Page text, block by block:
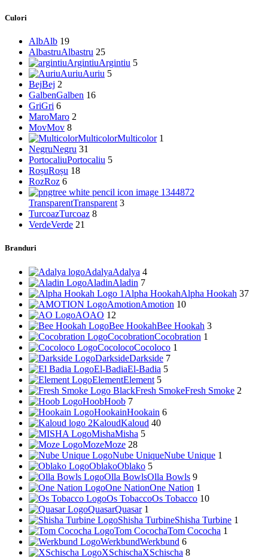
Culori
AlbAlb 19
AlbastruAlbastru 25
ArgintiuArgintiu 5
AuriuAuriu 5
BejBej 2
GalbenGalben 16
GriGri 6
MaroMaro 2
MovMov 8
MulticolorMulticolor 1
NegruNegru 31
PortocaliuPortocaliu 5
RoșuRoșu 18
RozRoz 6
TransparentTransparent 3
TurcoazTurcoaz 8
VerdeVerde 21
Branduri
AdalyaAdalya 4
AladinAladin 7
Alpha HookahAlpha Hookah 37
AmotionAmotion 10
AOAO 12
Bee HookahBee Hookah 3
CocobrationCocobration 1
CocolocoCocoloco 1
DarksideDarkside 7
El-BadiaEl-Badia 5
ElementElement 5
Fresh SmokeFresh Smoke 2
HoobHoob 7
HookainHookain 6
KaloudKaloud 40
MishaMisha 5
MozeMoze 28
Nube UniqueNube Unique 1
OblakoOblako 5
Olla BowlsOlla Bowls 9
One NationOne Nation 1
Os TobaccoOs Tobacco 10
QuasarQuasar 1
Shisha TurbineShisha Turbine 1
Tom CocochaTom Cococha 1
WerkbundWerkbund 6
XSchischaXSchischa 8